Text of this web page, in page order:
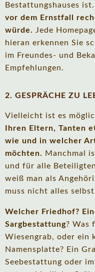
Bestattungshauses ist.
vor dem Ernstfall
würde. Jede
hieran erkennen Sie
im Freundes- und
Empfehlungen.
2. GESPRÄCHE ZU
Vielleicht ist es
Ihren Eltern, Tanten
wie und in welcher
möchten. Manchmal
und für alle
weiß man als
muss nicht alles
Welcher Friedhof?
Sargbestattung? Was
Wiesengrab, oder ein
Namensplatte? Ein
Seebestattung oder